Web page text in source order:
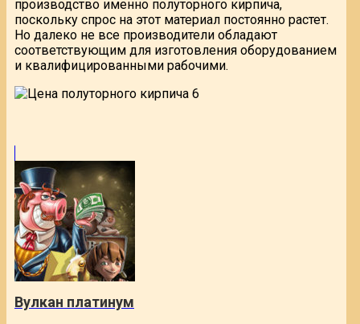
производство именно полуторного кирпича,
поскольку спрос на этот материал постоянно растет.
Но далеко не все производители обладают
соответствующим для изготовления оборудованием
и квалифицированными рабочими.
Вулкан платинум